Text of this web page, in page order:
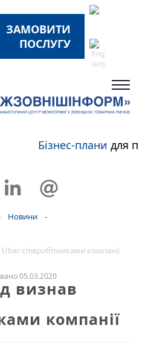
ЗАМОВИТИ
ПОСЛУГУ
Бізнес-планидля
Новини -
Über співробітниками компанії
05.03.2020
визнав
компанії